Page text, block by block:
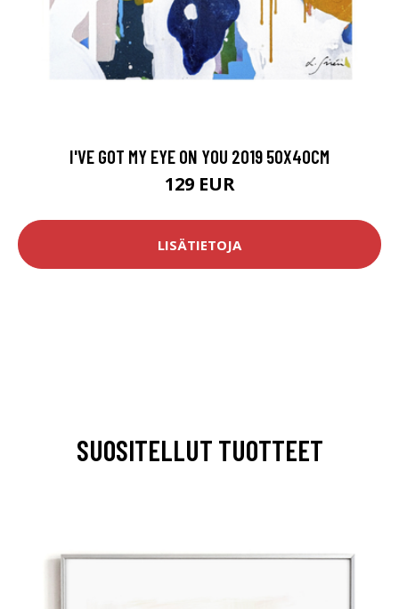
I'VE GOT MY EYE ON YOU 2019 50X40CM
129 EUR
LISÄTIETOJA
SUOSITELLUT TUOTTEET